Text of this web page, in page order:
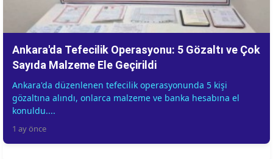
Ankara'da Tefecilik Operasyonu: 5 Gözaltı ve Çok
Sayıda Malzeme Ele Geçirildi
Ankara'da düzenlenen tefecilik operasyonunda 5 kişi
gözaltına alındı, onlarca malzeme ve banka hesabına el
konuldu....
1 ay önce